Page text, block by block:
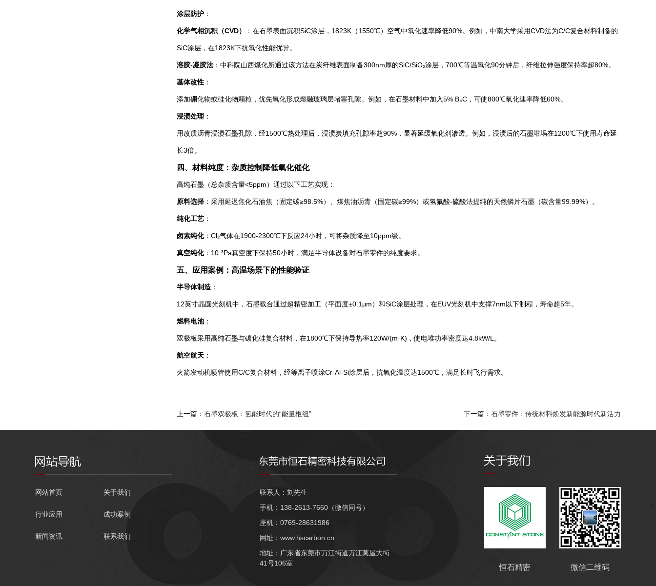
涂层防护 ：
化学气相沉积（CVD） ：在石墨表面沉积SiC涂层，1823K（1550℃）空气中氧化速率降低90%。例如，中南大学采用CVD法为C/C复合材料制备的
SiC涂层，在1823K下抗氧化性能优异。
溶胶-凝胶法 ：中科院山西煤化所通过该方法在炭纤维表面制备300nm厚的SiC/SiO₂涂层，700℃等温氧化90分钟后，纤维拉伸强度保持率超80%。
基体改性 ：
添加硼化物或硅化物颗粒，优先氧化形成熔融玻璃层堵塞孔隙。例如，在石墨材料中加入5% B₄C，可使800℃氧化速率降低60%。
浸渍处理 ：
用改质沥青浸渍石墨孔隙，经1500℃热处理后，浸渍炭填充孔隙率超90%，显著延缓氧化剂渗透。例如，浸渍后的石墨坩埚在1200℃下使用寿命延
长3倍。
四、材料纯度：杂质控制降低氧化催化
高纯石墨（总杂质含量<5ppm）通过以下工艺实现：
原料选择 ：采用延迟焦化石油焦（固定碳≥98.5%）、煤焦油沥青（固定碳≥99%）或氢氟酸-硫酸法提纯的天然鳞片石墨（碳含量99.99%）。
纯化工艺 ：
卤素纯化：Cl₂气体在1900-2300℃下反应24小时，可将杂质降至10ppm级。
真空纯化：10⁻³Pa真空度下保持50小时，满足半导体设备对石墨零件的纯度要求。
五、应用案例：高温场景下的性能验证
半导体制造 ：
12英寸晶圆光刻机中，石墨载台通过超精密加工（平面度±0.1μm）和SiC涂层处理，在EUV光刻机中支撑7nm以下制程，寿命超5年。
燃料电池：
双极板采用高纯石墨与碳化硅复合材料，在1800℃下保持导热率120W/(m·K)，使电堆功率密度达4.8kW/L。
航空航天 ：
火箭发动机喷管使用C/C复合材料，经等离子喷涂Cr-Al-Si涂层后，抗氧化温度达1500℃，满足长时飞行需求。
上一篇： 石墨双极板：氢能时代的“能量枢纽” 下一篇： 石墨零件：传统材料焕发新能源时代新活力
网站首页 关于我们
行业应用 成功案例
新闻资讯 联系我们
联系人：刘先生
手机：138-2613-7660（微信同号）
座机：0769-28631986
网址：www.hscarbon.cn
地址：广东省东莞市万江街道万江莫屋大街
41号106室
恒石精密 微信二维码